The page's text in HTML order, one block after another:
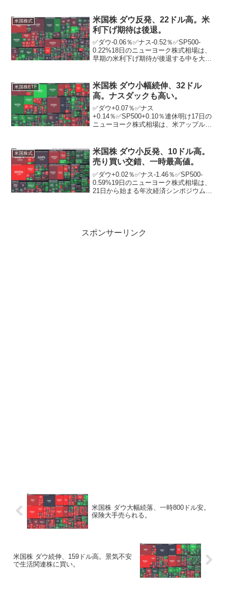
フト（MS）は上場来高値を更新した...
米国株式
米国株 ダウ反発、22ドル高。米
利下げ期待は後退。
✅ダウ-0.06％✅ナス-0.52％✅SP500-
0.22%18日のニューヨーク株式相場は、
早期の米利下げ期待が後退する中を大型
ープが、同業の好決算を受け3．0％上
昇。...
米国株ETF
米国株 ダウ小幅続伸、32ドル
高。ナスダックも高い。
✅ダウ+0.07％✅ナス
+0.14％✅SP500+0.10％連休明け17日の
ニューヨーク株式相場は、米アップルや
550万株減の13億2693万株。市場関係者
は米連邦準備...
米国株式
米国株 ダウ小反発、10ドル高。
売り買い交錯、一時最高値。
✅ダウ+0.02％✅ナス-1.46％✅SP500-
0.59%19日のニューヨーク株式相場は、
21日から始まる年次経済シンポジウム
スポンサーリンク
米国株 ダウ大幅続落、一時800ドル安。
保険大手売られる。
米国株 ダウ続伸、159ドル高。景気不安
で生活関連株に買い。